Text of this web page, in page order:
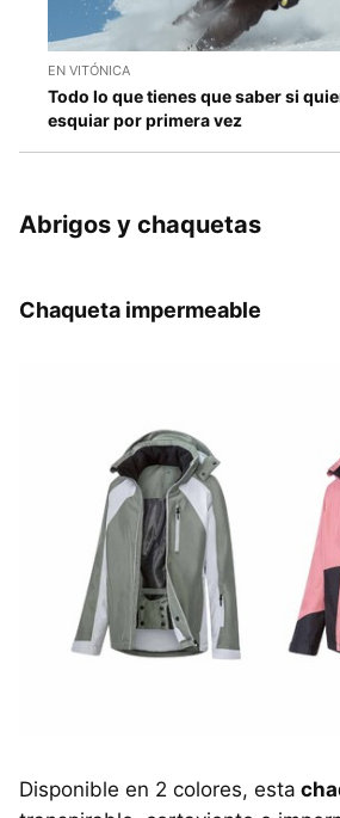
EN VITÓNICA
Todo lo que tienes que saber si
esquiar por primera vez
Abrigos y chaquetas
Chaqueta impermeable
Disponible en 2 colores, esta